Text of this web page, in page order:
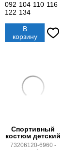
092 104 110 116
122 134
В
корзину
Спортивный
костюм детский
73206120-6960 -